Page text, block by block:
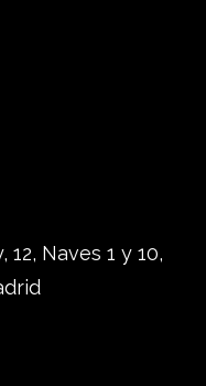
Naves 1 y 10,